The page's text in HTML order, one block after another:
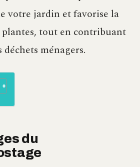
votre jardin et favorise la
plantes, tout en contribuant
ménagers.
du